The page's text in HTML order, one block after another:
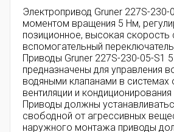
Электропривод Gruner 227S-230-
моментом вращения 5 Нм,
позиционное, высокая скорость
вспомогательный
Приводы Gruner 227S-230-05-S1
предназначены для управления
водяными клапанами в системах
вентиляции и
Приводы должны
свободной от агрессивных
наружного монтажа приводы